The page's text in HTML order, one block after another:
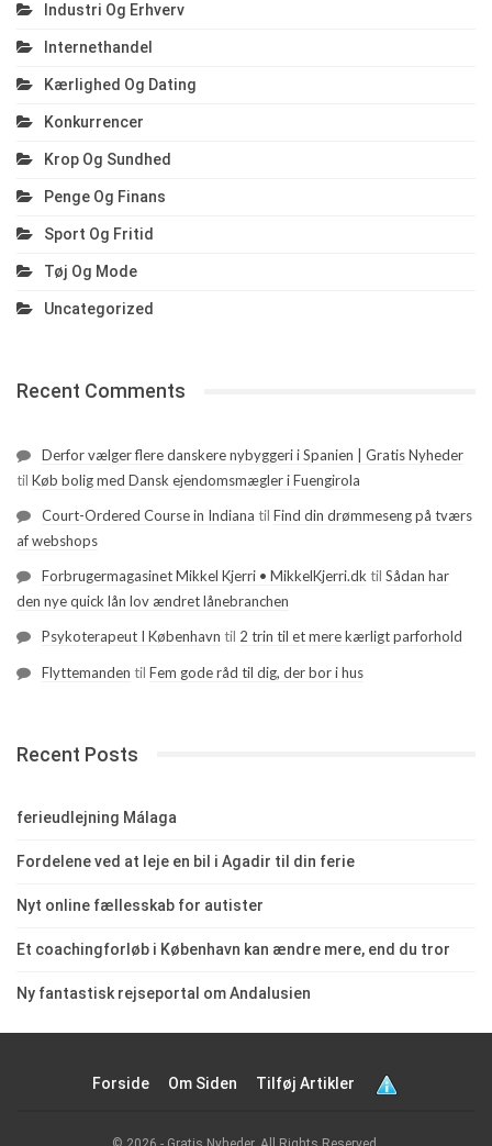
Industri Og Erhverv
Internethandel
Kærlighed Og Dating
Konkurrencer
Krop Og Sundhed
Penge Og Finans
Sport Og Fritid
Tøj Og Mode
Uncategorized
Recent Comments
Derfor vælger flere danskere nybyggeri i Spanien | Gratis Nyheder
til Køb bolig med Dansk ejendomsmægler i Fuengirola
Court-Ordered Course in Indiana til Find din drømmeseng på tværs
af webshops
Forbrugermagasinet Mikkel Kjerri • MikkelKjerri.dk til Sådan har
den nye quick lån lov ændret lånebranchen
Psykoterapeut I København til 2 trin til et mere kærligt parforhold
Flyttemanden til Fem gode råd til dig, der bor i hus
Recent Posts
ferieudlejning Málaga
Fordelene ved at leje en bil i Agadir til din ferie
Nyt online fællesskab for autister
Et coachingforløb i København kan ændre mere, end du tror
Ny fantastisk rejseportal om Andalusien
Forside Om Siden Tilføj Artikler